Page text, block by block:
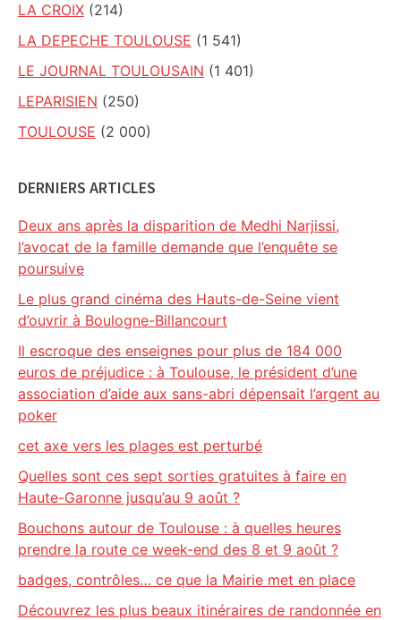
LA CROIX (214)
LA DEPECHE TOULOUSE (1 541)
LE JOURNAL TOULOUSAIN (1 401)
LEPARISIEN (250)
TOULOUSE (2 000)
DERNIERS ARTICLES
Deux ans après la disparition de Medhi Narjissi,
l’avocat de la famille demande que l’enquête se
poursuive
Le plus grand cinéma des Hauts-de-Seine vient
d’ouvrir à Boulogne-Billancourt
Il escroque des enseignes pour plus de 184 000
euros de préjudice : à Toulouse, le président d’une
association d’aide aux sans-abri dépensait l’argent au
poker
cet axe vers les plages est perturbé
Quelles sont ces sept sorties gratuites à faire en
Haute-Garonne jusqu’au 9 août ?
Bouchons autour de Toulouse : à quelles heures
prendre la route ce week-end des 8 et 9 août ?
badges, contrôles… ce que la Mairie met en place
Découvrez les plus beaux itinéraires de randonnée en